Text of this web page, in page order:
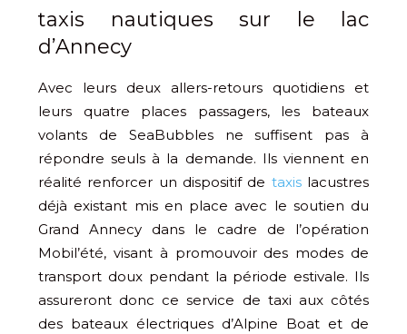
taxis nautiques sur le lac
d’Annecy
Avec leurs deux allers-retours quotidiens et
leurs quatre places passagers, les bateaux
volants de SeaBubbles ne suffisent pas à
répondre seuls à la demande. Ils viennent en
réalité renforcer un dispositif de taxislacustres
déjà existant mis en place avec le soutien du
Grand Annecy dans le cadre de l’opération
Mobil’été, visant à promouvoir des modes de
transport doux pendant la période estivale. Ils
assureront donc ce service de taxi aux côtés
des bateaux électriques d’Alpine Boat et de